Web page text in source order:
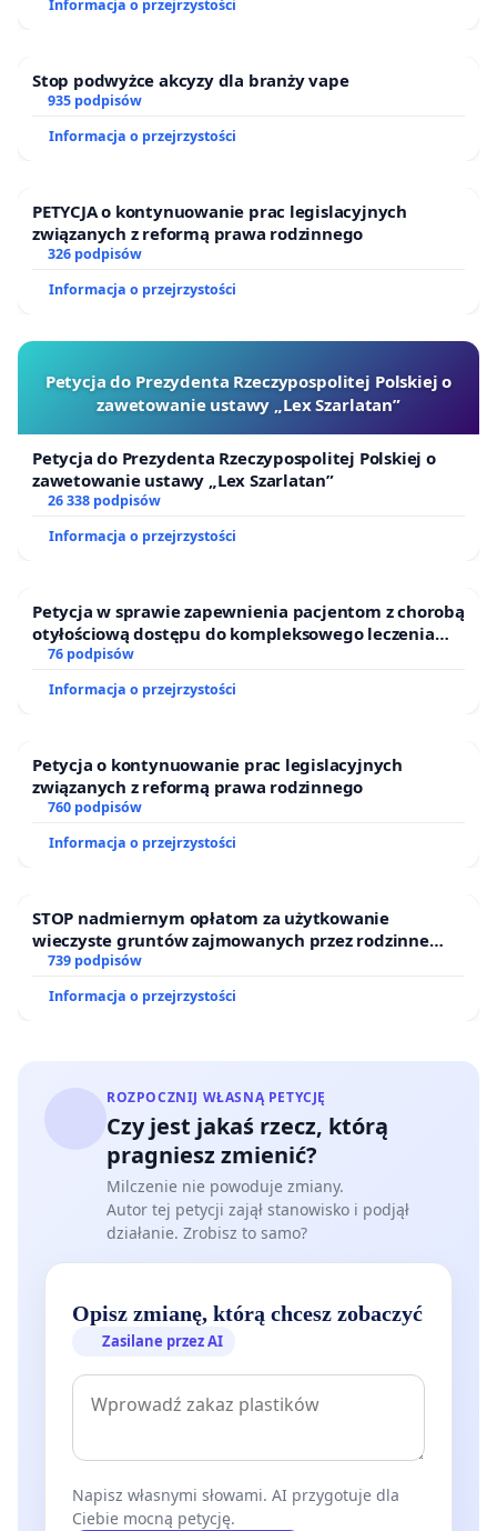
Informacja o przejrzystości
Stop podwyżce akcyzy dla branży vape
935 podpisów
Informacja o przejrzystości
PETYCJA o kontynuowanie prac legislacyjnych
związanych z reformą prawa rodzinnego
326 podpisów
Informacja o przejrzystości
Petycja do Prezydenta Rzeczypospolitej Polskiej o
zawetowanie ustawy „Lex Szarlatan”
Petycja do Prezydenta Rzeczypospolitej Polskiej o
zawetowanie ustawy „Lex Szarlatan”
26 338 podpisów
Informacja o przejrzystości
Petycja w sprawie zapewnienia pacjentom z chorobą
otyłościową dostępu do kompleksowego leczenia
oraz programów profilaktycznych.
76 podpisów
Informacja o przejrzystości
Petycja o kontynuowanie prac legislacyjnych
związanych z reformą prawa rodzinnego
760 podpisów
Informacja o przejrzystości
STOP nadmiernym opłatom za użytkowanie
wieczyste gruntów zajmowanych przez rodzinne
ogrody działkowe.
739 podpisów
Informacja o przejrzystości
ROZPOCZNIJ WŁASNĄ PETYCJĘ
Czy jest jakaś rzecz, którą
pragniesz zmienić?
Milczenie nie powoduje zmiany.
Autor tej petycji zajął stanowisko i podjął
działanie. Zrobisz to samo?
Opisz zmianę, którą chcesz zobaczyć
Zasilane przez AI
Napisz własnymi słowami. AI przygotuje dla
Ciebie mocną petycję.